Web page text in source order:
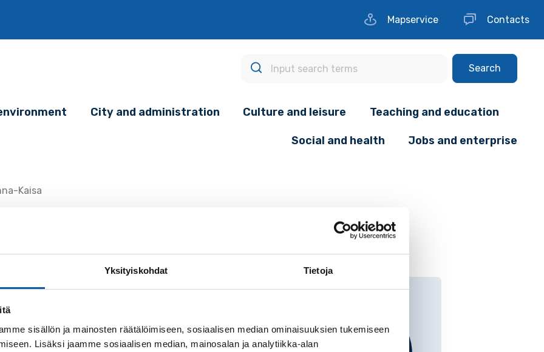
Yksityiskohdat Tietoja
sisällön ja mainosten räätälöimiseen, sosiaalisen median ominaisuuksien tukemiseen
Lisäksi jaamme sosiaalisen median, mainosalan ja analytiikka-alan
Mapservice Contacts
Search
City and administration Culture and leisure Teaching and education
Social and health Jobs and enterprise
Kaisa
Hietajärvi